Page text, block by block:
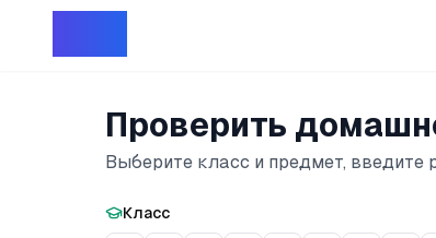
Проверить
Выберите класс и предмет,
Класс